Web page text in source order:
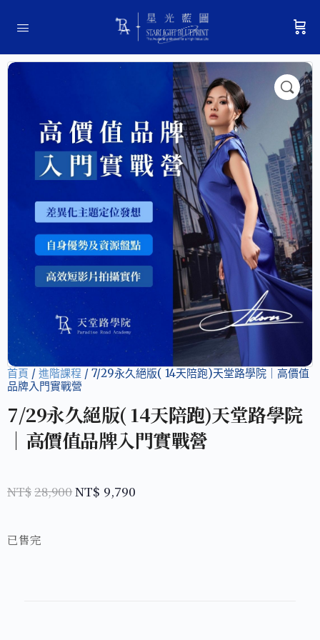
首頁 / 進階課程 / 7/29永久絕版( 14天陪跑)天堂路學院｜高價值
品牌入門實戰營
7/29永久絕版( 14天陪跑)天堂路學院
｜高價值品牌入門實戰營
NT$28,900NT$ 9,790
已售完